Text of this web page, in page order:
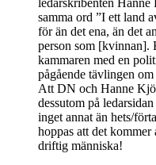
ledarskribenten
samma ord ”I ett land
för än det ena, än det
person som [kvinnan].
kammaren med en
pågående tävlingen
Att DN och Hanne
dessutom på
inget annat än hets/
hoppas att det kommer
driftig människa!